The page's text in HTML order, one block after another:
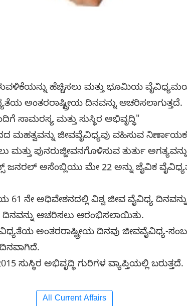
ಹೆಚ್ಚಿಸಲು ಮತ್ತು ಭೂಮಿಯ
ಅಂತರರಾಷ್ಟ್ರೀಯ ದಿನವನ್ನು ಆಚರಿಸಲಾಗುತ್ತದೆ.
ಸಾಮರಸ್ಯ ಮತ್ತು ಸುಸ್ಥಿರ ಅಭಿವೃದ್ಧಿ"
ಮಹತ್ವವನ್ನು ಜೀವವೈವಿಧ್ಯವು ವಹಿಸುವ
ಮತ್ತು ಪುನರುಜ್ಜೀವನಗೊಳಿಸುವ ತುರ್ತು ಅಗತ್ಯವನ್ನು
ಜನರಲ್ ಅಸೆಂಬ್ಲಿಯು ಮೇ 22 ಅನ್ನು ಜೈವಿಕ
61 ನೇ ಅಧಿವೇಶನದಲ್ಲಿ ವಿಶ್ವ ಜೀವ ವೈವಿಧ್ಯ
ದಿನವನ್ನು ಆಚರಿಸಲು ಆರಂಭಿಸಲಾಯಿತು.
ಅಂತರರಾಷ್ಟ್ರೀಯ ದಿನವು ಜೀವವೈವಿಧ್ಯ-
ಸುಸ್ಥಿರ ಅಭಿವೃದ್ಧಿ ಗುರಿಗಳ ವ್ಯಾಪ್ತಿಯಲ್ಲಿ ಬರುತ್ತದೆ.
All Current Affairs